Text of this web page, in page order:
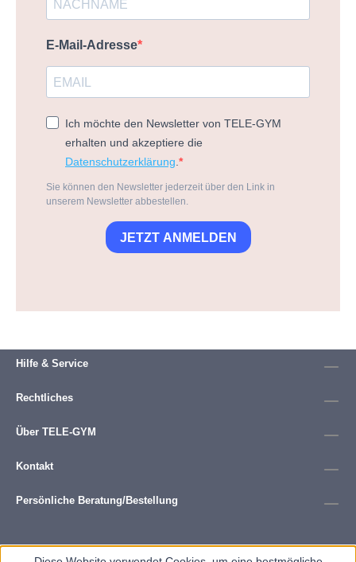
E-Mail-Adresse
Ich möchte den Newsletter von TELE-GYM
erhalten und akzeptiere die
Datenschutzerklärung
Sie können den Newsletter jederzeit über den Link in
unserem Newsletter abbestellen.
JETZT ANMELDEN
Hilfe & Service
Rechtliches
Über TELE-GYM
Kontakt
Persönliche Beratung/Bestellung